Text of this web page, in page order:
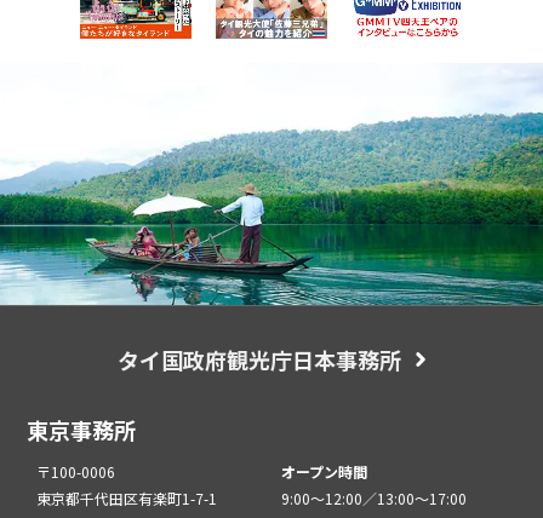
タイ国政府観光庁日本事務所
東京事務所
〒100-0006
東京都千代田区有楽町1-7-1
オープン時間
9:00～12:00／13:00～17:00